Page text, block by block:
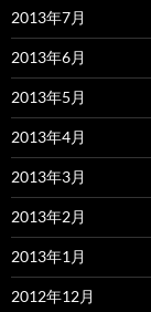
2013年7月
2013年6月
2013年5月
2013年4月
2013年3月
2013年2月
2013年1月
2012年12月